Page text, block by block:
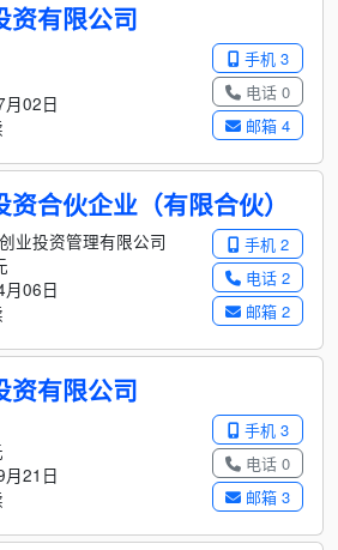
资有限公司
手机 3
电话 0
邮箱 4
02日
合伙企业（有限合伙）
手机 2
电话 2
邮箱 2
业投资管理有限公司
06日
资有限公司
手机 3
电话 0
邮箱 3
21日